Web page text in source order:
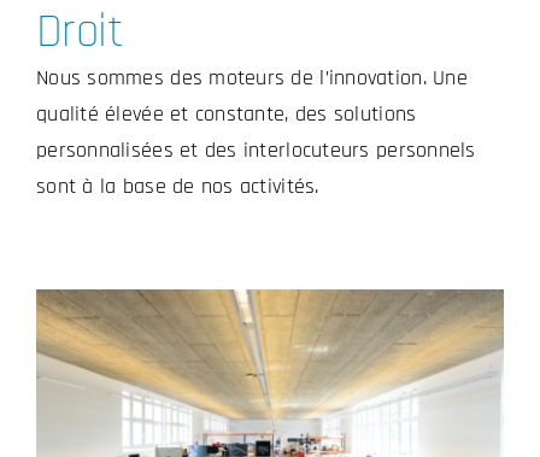
Droit
Nous sommes des moteurs de l’innovation. Une
qualité élevée et constante, des solutions
personnalisées et des interlocuteurs personnels
sont à la base de nos activités.